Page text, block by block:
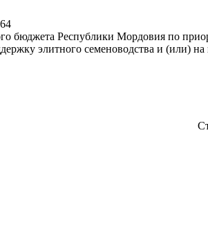
бюджета Республики Мордовия по
элитного семеноводства и (или)